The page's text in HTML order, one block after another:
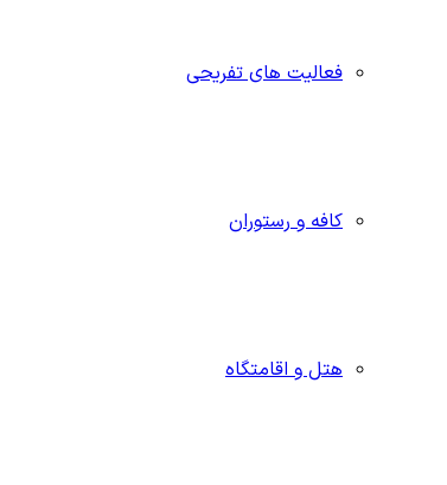
فعالیت های تفریحی
کافه و رستوران
هتل و اقامتگاه